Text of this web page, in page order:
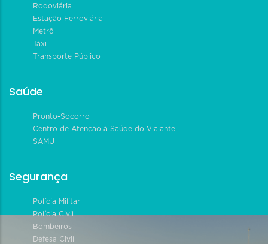
Rodoviária
Estação Ferroviária
Metrô
Táxi
Transporte Público
Saúde
Pronto-Socorro
Centro de Atenção à Saúde do Viajante
SAMU
Segurança
Polícia Militar
Polícia Civil
Bombeiros
Defesa Civil